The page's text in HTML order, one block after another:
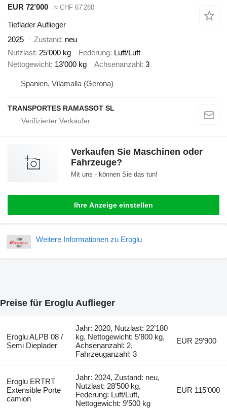
EUR 72’000
≈ CHF 67’280
Tieflader Auflieger
2025
Zustand neu
Nutzlast 25’000 kg Federung Luft/Luft
Nettogewicht 13’000 kg Achsenanzahl 3
Spanien, Vilamalla (Gerona)
TRANSPORTES RAMASSOT SL
Verkaufen Sie Maschinen oder
Fahrzeuge?
Mit uns - können Sie das tun!
Ihre Anzeige einstellen
Weitere Informationen zu Eroglu
Preise für Eroglu Auflieger
Eroglu ALPB 08 /
Semi Dieplader
Jahr: 2020, Nutzlast: 22’180
kg, Nettogewicht: 5’800 kg,
Achsenanzahl: 2,
Fahrzeuganzahl: 3
EUR 29’900
Eroglu ERTRT
Extensible Porte
camion
Jahr: 2024, Zustand: neu,
Nutzlast: 28’500 kg,
Federung: Luft/Luft,
Nettogewicht: 9’500 kg
EUR 115’000